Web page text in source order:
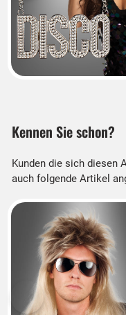
Kennen Sie schon?
Kunden die sich diesen
auch folgende Artikel
Vorherige